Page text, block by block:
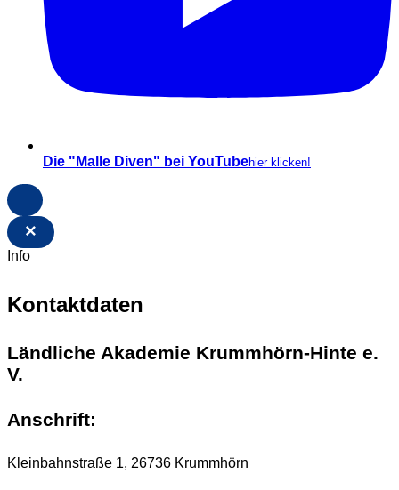
Die "Malle Diven" bei YouTubehier klicken!
×
Info
Kontaktdaten
Ländliche Akademie Krummhörn-Hinte e.
V.
Anschrift:
Kleinbahnstraße 1, 26736 Krummhörn